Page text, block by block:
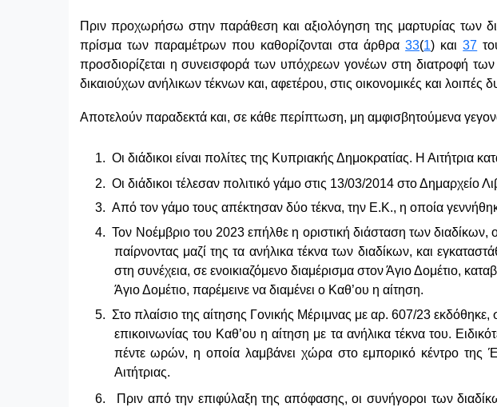
Πριν προχωρήσω στην παράθεση και αξιολόγηση της μαρτυρίας των
πρίσμα των παραμέτρων που καθορίζονται στα άρθρα33(1) και37
προσδιορίζεται η συνεισφορά των υπόχρεων γονέων στη διατροφή
δικαιούχων ανήλικων τέκνων και, αφετέρου, στις οικονομικές και
Αποτελούν παραδεκτά και, σε κάθε περίπτωση, μη αμφισβητούμενα
1. Οι διάδικοι είναι πολίτες της Κυπριακής Δημοκρατίας. Η Αιτήτρια
2. Οι διάδικοι τέλεσαν πολιτικό γάμο στις 13/03/2014 στο Δημαρχείο
3. Από τον γάμο τους απέκτησαν δύο τέκνα, την Ε.K., η οποία
4. Τον Νοέμβριο του 2023 επήλθε η οριστική διάσταση των διαδίκων,
παίρνοντας μαζί της τα ανήλικα τέκνα των διαδίκων, και
στη συνέχεια, σε ενοικιαζόμενο διαμέρισμα στον Άγιο Δομέτιο,
Άγιο Δομέτιο, παρέμεινε να διαμένει ο Καθ’ου η αίτηση.
5. Στο πλαίσιο της αίτησης Γονικής Μέριμνας με αρ. 607/23
επικοινωνίας του Καθ’ου η αίτηση με τα ανήλικα τέκνα του.
πέντε ωρών, η οποία λαμβάνει χώρα στο εμπορικό κέντρο της
Αιτήτριας.
6.
Πριν από την επιφύλαξη της απόφασης, οι συνήγοροι των